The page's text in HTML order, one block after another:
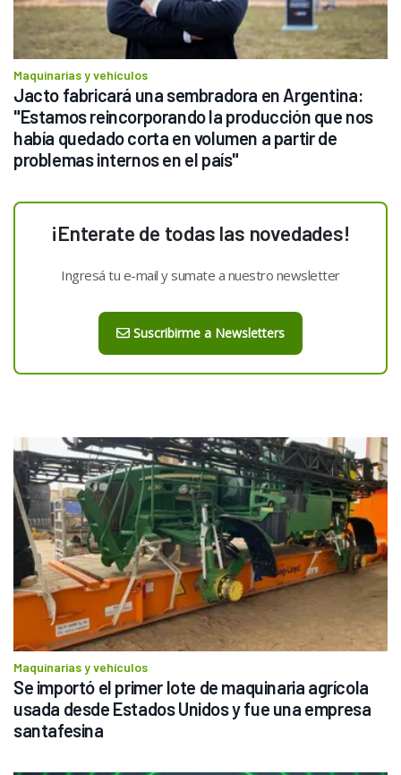
Maquinarias y vehículos
Jacto fabricará una sembradora en Argentina:
"Estamos reincorporando la producción que nos
había quedado corta en volumen a partir de
problemas internos en el país"
¡Enterate de todas las novedades!
Ingresá tu e-mail y sumate a nuestro newsletter
Suscribirme a Newsletters
Maquinarias y vehículos
Se importó el primer lote de maquinaria agrícola
usada desde Estados Unidos y fue una empresa